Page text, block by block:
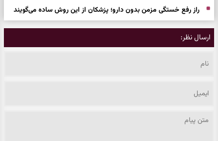
راز رفع خستگی مزمن بدون دارو؛ پزشکان از این روش ساده می‌گویند
ارسال نظر: